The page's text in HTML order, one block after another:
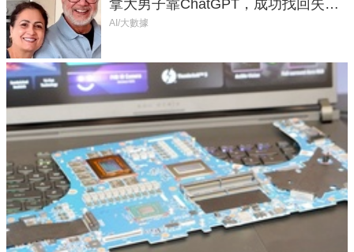
拿大男子靠ChatGPT，成功找回失散
50年家人
AI/大數據